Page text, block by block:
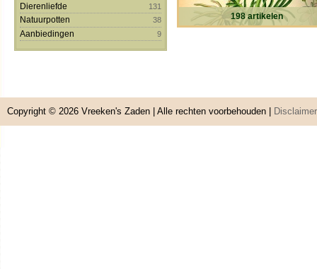
Dierenliefde
131
Natuurpotten 38
Aanbiedingen 9
198 artikelen
Copyright © 2026 Vreeken's Zaden | Alle rechten voorbehouden | Disclaimer